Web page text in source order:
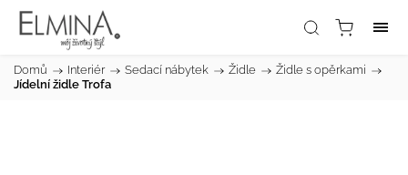
Domů / Interiér / Sedací nábytek / Židle / Židle s opěrkami /
Jídelní židle Trofa